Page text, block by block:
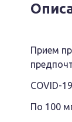
Прием
COVID-
По 100